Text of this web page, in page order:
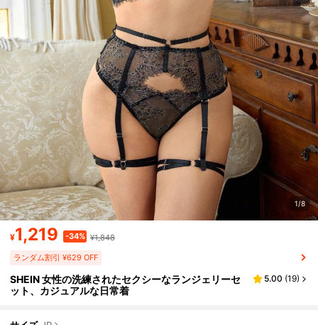
1/8
¥1,219 -34% ¥1,848
ランダム割引 ¥629 OFF
SHEIN 女性の洗練されたセクシーなランジェリーセ
ット、カジュアルな日常着
5.00 (19)